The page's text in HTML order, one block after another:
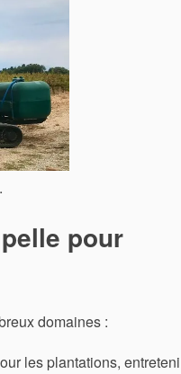
pour
domaines :
les plantations,